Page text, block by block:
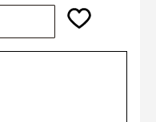
Lägg till i